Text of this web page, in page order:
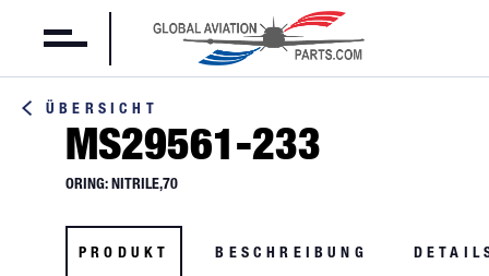
ÜBERSICHT
MS29561-233
ORING: NITRILE,70
PRODUKT BESCHREIBUNG